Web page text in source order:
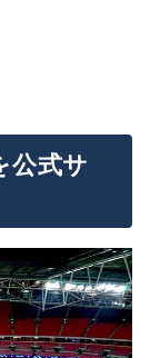
公式サ